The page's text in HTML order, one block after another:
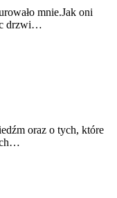
mnie.Jak oni
drzwi…
oraz o tych, które